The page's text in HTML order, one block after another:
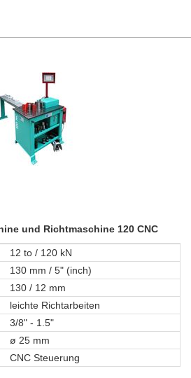
und Richtmaschine 120 CNC
12 to / 120 kN
130 mm / 5" (inch)
130 / 12 mm
leichte Richtarbeiten
3/8" - 1.5"
ø 25 mm
CNC Steuerung